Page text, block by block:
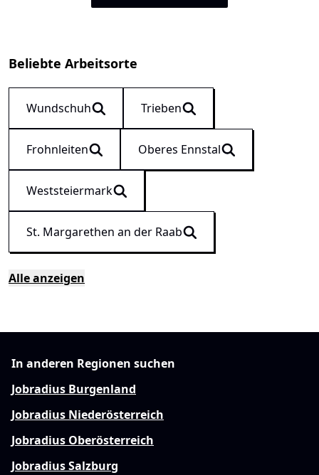
Beliebte Arbeitsorte
Wundschuh Trieben
Frohnleiten Oberes Ennstal
Weststeiermark
St. Margarethen an der Raab
Alle anzeigen
In anderen Regionen suchen
Jobradius Burgenland
Jobradius Niederösterreich
Jobradius Oberösterreich
Jobradius Salzburg